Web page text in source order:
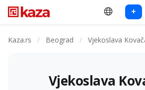
+
Kaza.rs / Beograd / Vjekoslava
Vjekoslava